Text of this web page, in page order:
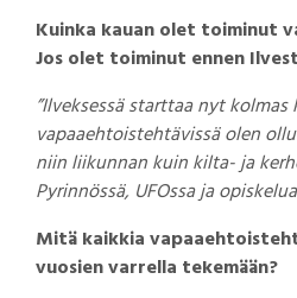
Kuinka kauan olet toiminut
Jos olet toiminut ennen
”Ilveksessä starttaa nyt kolmas
vapaaehtoistehtävissä olen
niin liikunnan kuin kilta- ja
Pyrinnössä, UFOssa ja
Mitä kaikkia
vuosien varrella tekemään?